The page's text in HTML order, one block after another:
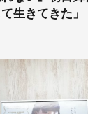
生きてきた」